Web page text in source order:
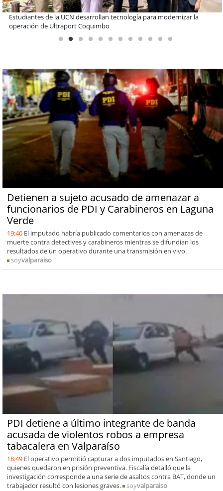
Educación y colaboración público-privada se toman La Araucanía:
encuentro reunió a líderes para abordar las brechas y oportunidades
Detienen a sujeto acusado de amenazar a
funcionarios de PDI y Carabineros en Laguna
Verde
19:40 El imputado habría publicado comentarios con amenazas de
muerte contra detectives y carabineros mientras se difundían los
resultados de un operativo durante una transmisión en vivo.
soyvalparaiso
PDI detiene a último integrante de banda
acusada de violentos robos a empresa
tabacalera en Valparaíso
18:49 El operativo permitió capturar a dos imputados en Santiago,
quienes quedaron en prisión preventiva. Fiscalía detalló que la
investigación corresponde a una serie de asaltos contra BAT, donde un
trabajador resultó con lesiones graves.
soyvalparaiso